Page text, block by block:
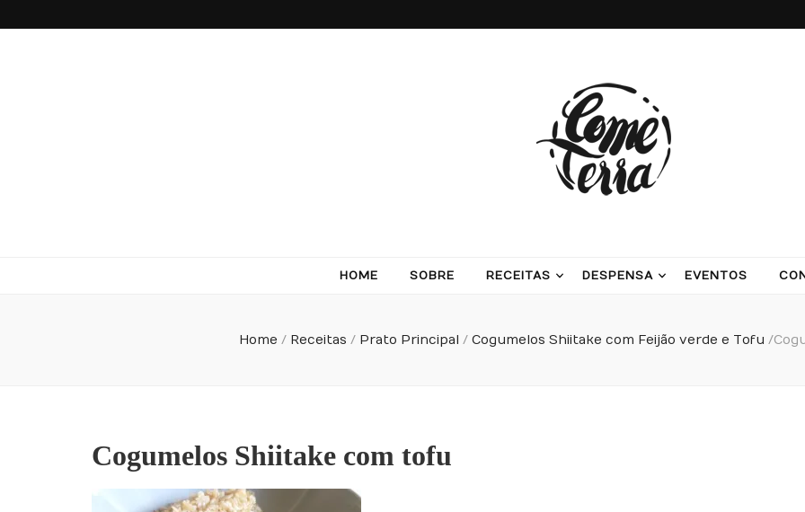
HOME SOBRE RECEITAS DESPENSA EVENTOS
Home / Receitas / Prato Principal / Cogumelos Shiitake com Feijão verde e Tofu /
Cogumelos Shiitake com tofu